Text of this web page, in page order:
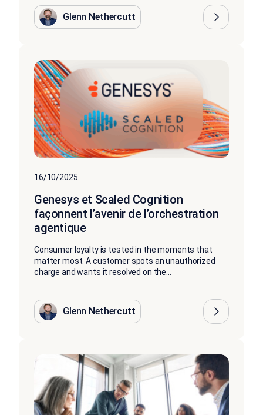
Glenn Nethercutt
16/10/2025
Genesys et Scaled Cognition
façonnent l’avenir de l’orchestration
agentique
Consumer loyalty is tested in the moments that
matter most. A customer spots an unauthorized
charge and wants it resolved on the...
Glenn Nethercutt